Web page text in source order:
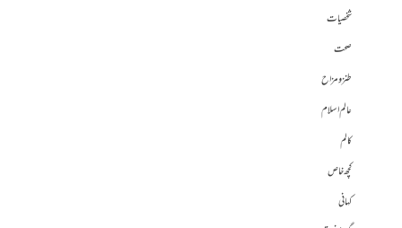
شخصیات
صحت
طنز و مزاح
عالم اسلام
کالم
کچھ خاص
کہانی